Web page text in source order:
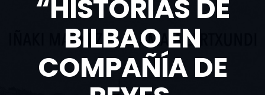
“HISTORIAS DE
BILBAO EN
COMPAÑÍA DE